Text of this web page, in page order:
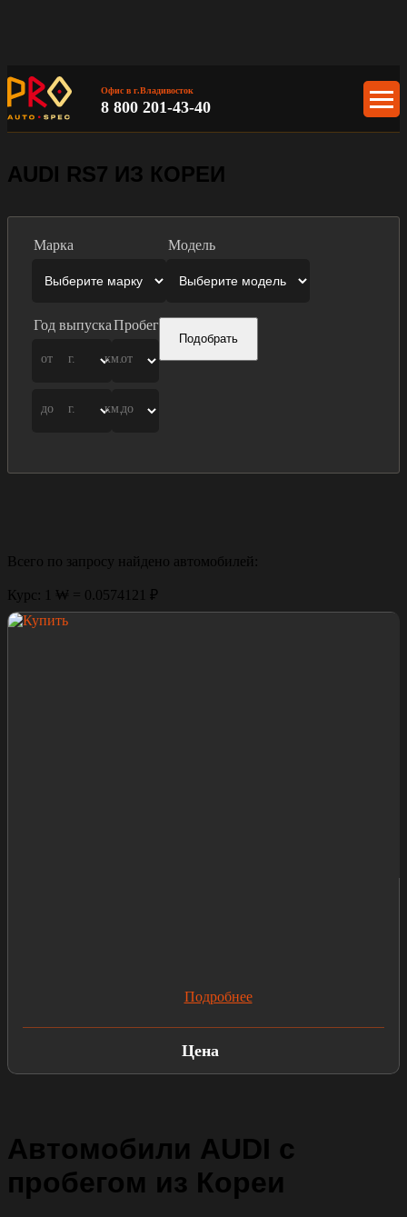
Офис в г.Владивосток
8 800 201-43-40
AUDI RS7 ИЗ КОРЕИ
Марка Модель
Год выпуска
от г.
до г.
Пробег
от
км.
до
км.
Подобрать
Всего по запросу найдено автомобилей:
Курс: 1 ₩ = 0.0574121 ₽
Подробнее
Цена
Автомобили AUDI с
пробегом из Кореи